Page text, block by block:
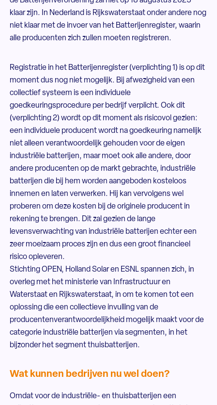
klaar zijn. In Nederland is Rijkswaterstaat onder andere nog
niet klaar met de invoer van het Batterijenregister, waarin
alle producenten zich zullen moeten registreren.
Registratie in het Batterijenregister (verplichting 1) is op dit
moment dus nog niet mogelijk. Bij afwezigheid van een
collectief systeem is een individuele
goedkeuringsprocedure per bedrijf verplicht. Ook dit
(verplichting 2) wordt op dit moment als risicovol gezien:
een individuele producent wordt na goedkeuring namelijk
niet alleen verantwoordelijk gehouden voor de eigen
industriële batterijen, maar moet ook alle andere, door
andere producenten op de markt gebrachte, industriële
batterijen die bij hem worden aangeboden kosteloos
innemen en laten verwerken. Hij kan vervolgens wel
proberen om deze kosten bij de originele producent in
rekening te brengen. Dit zal gezien de lange
levensverwachting van industriële batterijen echter een
zeer moeizaam proces zijn en dus een groot financieel
risico opleveren.
Stichting OPEN, Holland Solar en ESNL spannen zich, in
overleg met het ministerie van Infrastructuur en
Waterstaat en Rijkswaterstaat, in om te komen tot een
oplossing die een collectieve invulling van de
producentenverantwoordelijkheid mogelijk maakt voor de
categorie industriële batterijen via segmenten, in het
bijzonder het segment thuisbatterijen.
Wat kunnen bedrijven nu wel doen?
Omdat voor de industriële- en thuisbatterijen een